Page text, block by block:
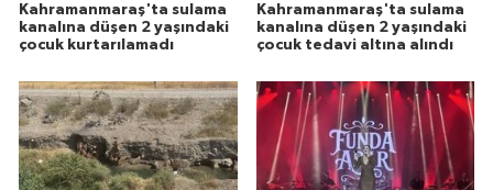
Kahramanmaraş'ta sulama
kanalına düşen 2 yaşındaki
çocuk kurtarılamadı
Kahramanmaraş'ta sulama
kanalına düşen 2 yaşındaki
çocuk tedavi altına alındı